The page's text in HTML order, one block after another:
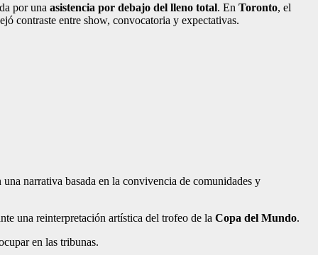
por una asistencia por debajo del lleno total. En Toronto, el
contraste entre show, convocatoria y expectativas.
una narrativa basada en la convivencia de comunidades y
una reinterpretación artística del trofeo de la Copa del Mundo.
en las tribunas.